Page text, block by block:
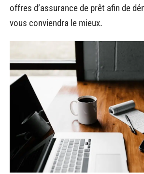
offres d’assurance de prêt afin de
vous conviendra le mieux.